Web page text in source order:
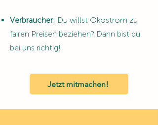
Verbraucher: Du willst Ökostrom zu
fairen Preisen beziehen? Dann bist du
bei uns richtig!
Jetzt mitmachen!